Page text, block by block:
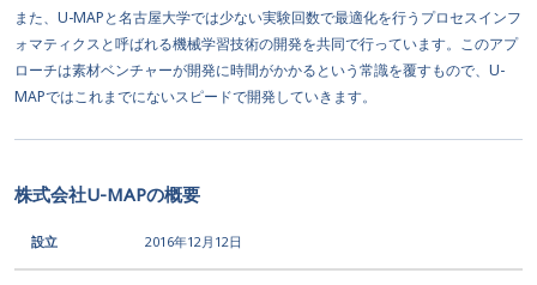
また、U-MAPと名古屋大学では少ない実験回数で最適化を行うプロセスインフ
ォマティクスと呼ばれる機械学習技術の開発を共同で行っています。このアプ
ローチは素材ベンチャーが開発に時間がかかるという常識を覆すもので、U-
MAPではこれまでにないスピードで開発していきます。
株式会社U-MAPの概要
設立 2016年12月12日